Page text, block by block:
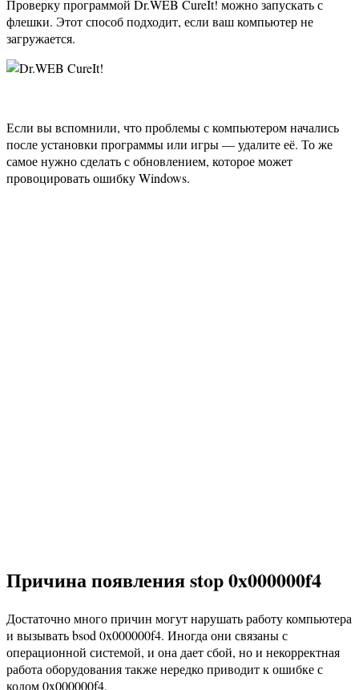
Проверку программой Dr.WEB CureIt! можно запускать с
флешки. Этот способ подходит, если ваш компьютер не
загружается.
Если вы вспомнили, что проблемы с компьютером начались
после установки программы или игры — удалите её. То же
самое нужно сделать с обновлением, которое может
провоцировать ошибку Windows.
Причина появления stop 0x000000f4
Достаточно много причин могут нарушать работу компьютера
и вызывать bsod 0x000000f4. Иногда они связаны с
операционной системой, и она дает сбой, но и некорректная
работа оборудования также нередко приводит к ошибке с
кодом 0x000000f4.